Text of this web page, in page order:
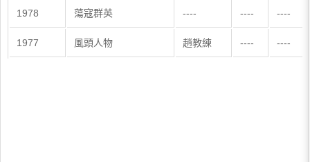
1978 蕩寇群英 ---- ---- ----
1977 風頭人物 趙教練 ---- ----